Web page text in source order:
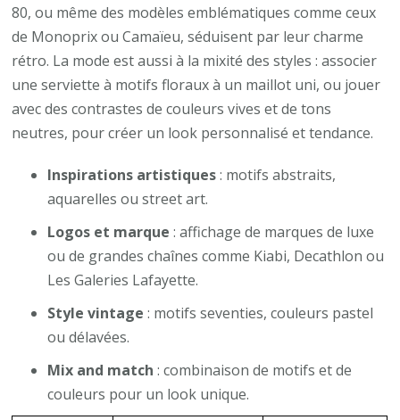
80, ou même des modèles emblématiques comme ceux
de Monoprix ou Camaïeu, séduisent par leur charme
rétro. La mode est aussi à la mixité des styles : associer
une serviette à motifs floraux à un maillot uni, ou jouer
avec des contrastes de couleurs vives et de tons
neutres, pour créer un look personnalisé et tendance.
Inspirations artistiques: motifs abstraits,
aquarelles ou street art.
Logos et marque : affichage de marques de luxe
ou de grandes chaînes comme Kiabi, Decathlon ou
Les Galeries Lafayette.
Style vintage : motifs seventies, couleurs pastel
ou délavées.
Mix and match : combinaison de motifs et de
couleurs pour un look unique.